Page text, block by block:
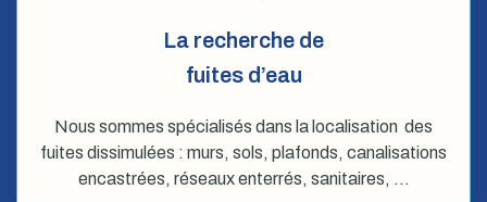
La recherche de
fuites d’eau
Nous sommes spécialisés dans la localisation des
fuites dissimulées : murs, sols, plafonds, canalisations
encastrées, réseaux enterrés, sanitaires, …